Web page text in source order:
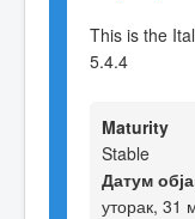
This is the
5.4.4
Maturity
Stable
Датум
уторак, 31